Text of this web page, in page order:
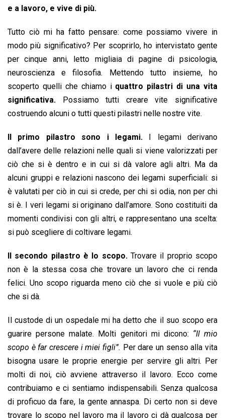
e a lavoro, e vive di più.
Tutto ciò mi ha fatto pensare: come possiamo vivere in
modo più significativo? Per scoprirlo, ho intervistato gente
per cinque anni, letto migliaia di pagine di psicologia,
neuroscienza e filosofia. Mettendo tutto insieme, ho
scoperto quelli che chiamo iquattro pilastri di una vita
significativa. Possiamo tutti creare vite significative
costruendo alcuni o tutti questi pilastri nelle nostre vite.
Il primo pilastro sono i legami. I legami derivano
dall’avere delle relazioni nelle quali si viene valorizzati per
ciò che si è dentro e in cui si dà valore agli altri. Ma da
alcuni gruppi e relazioni nascono dei legami superficiali: si
è valutati per ciò in cui si crede, per chi si odia, non per chi
si è. I veri legami si originano dall’amore. Sono costituiti da
momenti condivisi con gli altri, e rappresentano una scelta:
si può scegliere di coltivare legami.
Il secondo pilastro è lo scopo. Trovare il proprio scopo
non è la stessa cosa che trovare un lavoro che ci renda
felici. Uno scopo riguarda meno ciò che si vuole e più ciò
che si dà.
Il custode di un ospedale mi ha detto che il suo scopo era
guarire persone malate. Molti genitori mi dicono: “Il mio
scopo è far crescere i miei figli”. Per dare un senso alla vita
bisogna usare le proprie energie per servire gli altri. Per
molti di noi, ciò avviene attraverso il lavoro. Ecco come
contribuiamo e ci sentiamo indispensabili. Senza qualcosa
di proficuo da fare, la gente annaspa. Di certo non si deve
trovare lo scopo nel lavoro ma il lavoro ci dà qualcosa per